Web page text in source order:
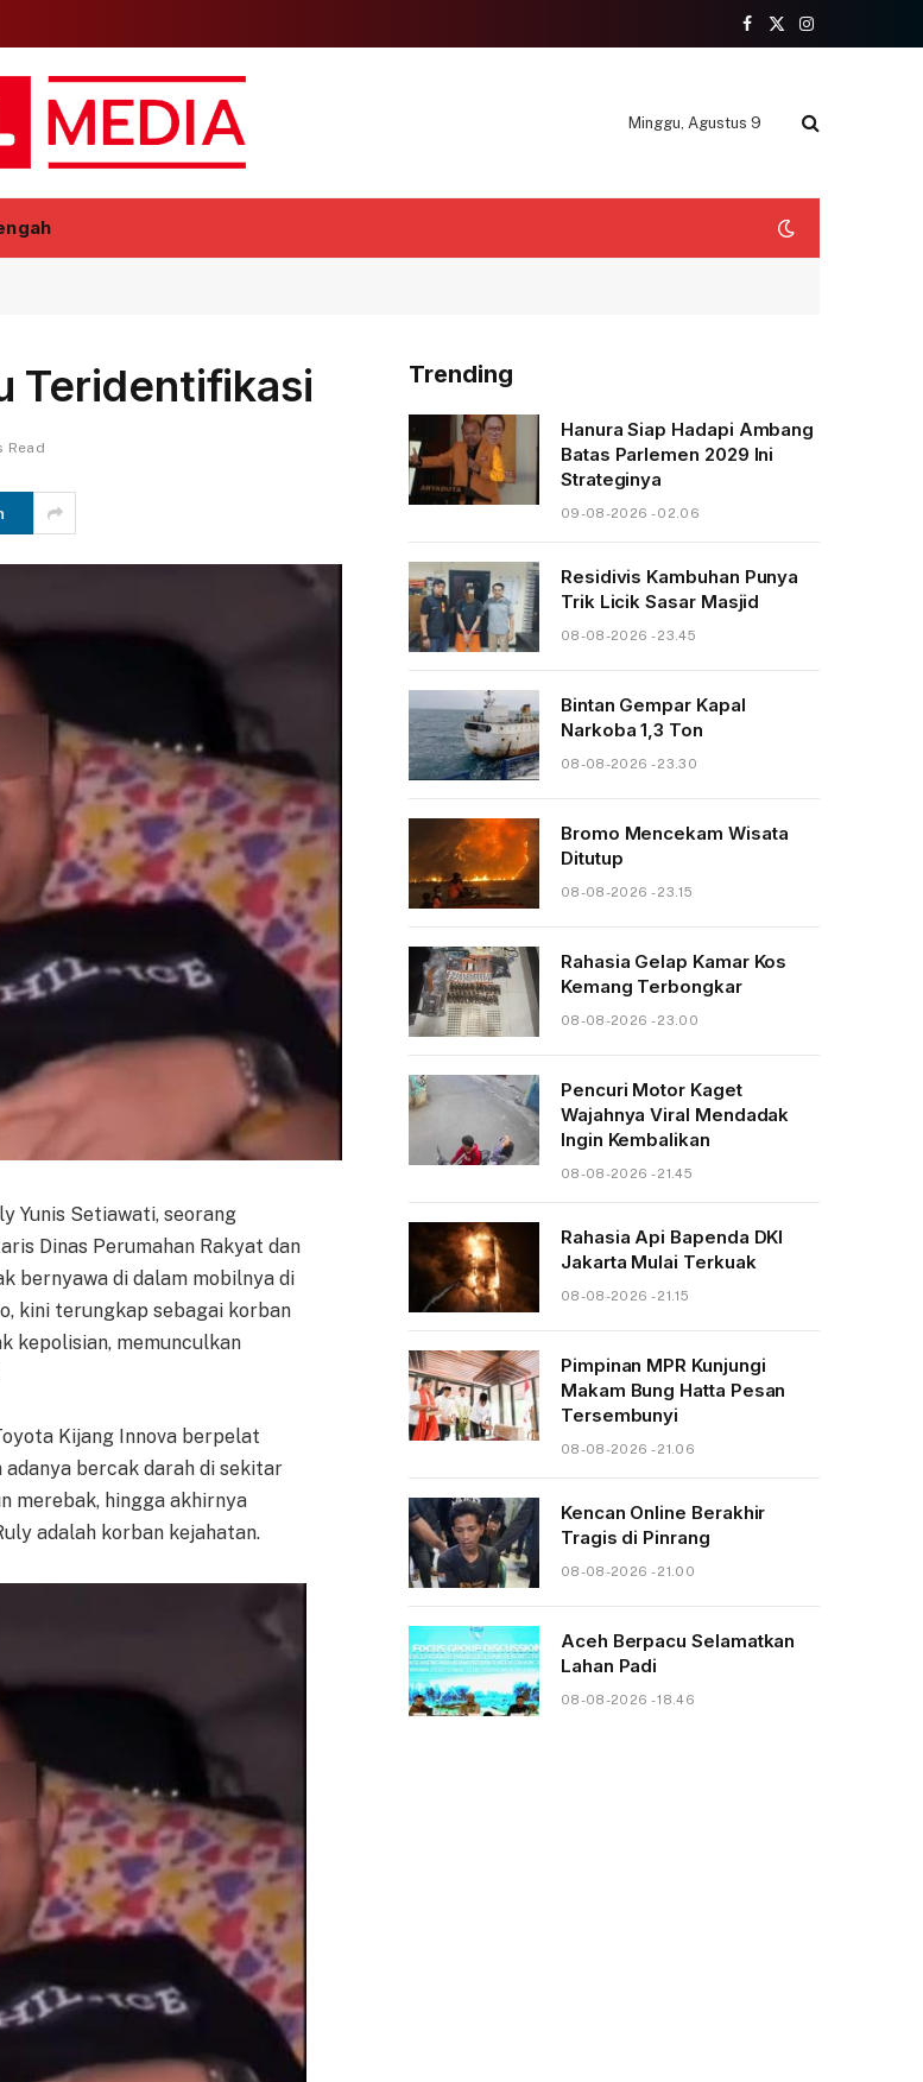
Facebook
X
Instagram
Minggu, Agustus 9
Teridentifikasi
Read
Yunis Setiawati, seorang
Dinas Perumahan Rakyat dan
bernyawa di dalam mobilnya di
kini terungkap sebagai korban
kepolisian, memunculkan
Kijang Innova berpelat
bercak darah di sekitar
merebak, hingga akhirnya
adalah korban kejahatan.
Trending
Hanura Siap Hadapi Ambang
Batas Parlemen 2029 Ini
Strateginya
09-08-2026 - 02.06
Residivis Kambuhan Punya
Trik Licik Sasar Masjid
08-08-2026 - 23.45
Bintan Gempar Kapal
Narkoba 1,3 Ton
08-08-2026 - 23.30
Bromo Mencekam Wisata
Ditutup
08-08-2026 - 23.15
Rahasia Gelap Kamar Kos
Kemang Terbongkar
08-08-2026 - 23.00
Pencuri Motor Kaget
Wajahnya Viral Mendadak
Ingin Kembalikan
08-08-2026 - 21.45
Rahasia Api Bapenda DKI
Jakarta Mulai Terkuak
08-08-2026 - 21.15
Pimpinan MPR Kunjungi
Makam Bung Hatta Pesan
Tersembunyi
08-08-2026 - 21.06
Kencan Online Berakhir
Tragis di Pinrang
08-08-2026 - 21.00
Aceh Berpacu Selamatkan
Lahan Padi
08-08-2026 - 18.46